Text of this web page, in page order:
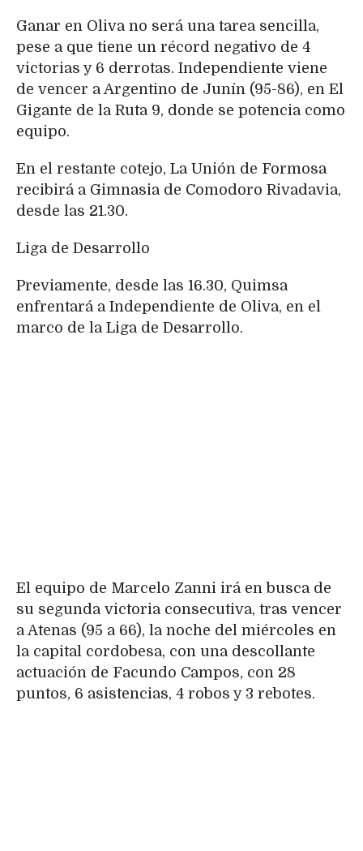
Ganar en Oliva no será una tarea sencilla,
pese a que tiene un récord negativo de 4
victorias y 6 derrotas. Independiente viene
de vencer a Argentino de Junín (95-86), en El
Gigante de la Ruta 9, donde se potencia como
equipo.
En el restante cotejo, La Unión de Formosa
recibirá a Gimnasia de Comodoro Rivadavia,
desde las 21.30.
Liga de Desarrollo
Previamente, desde las 16.30, Quimsa
enfrentará a Independiente de Oliva, en el
marco de la Liga de Desarrollo.
El equipo de Marcelo Zanni irá en busca de
su segunda victoria consecutiva, tras vencer
a Atenas (95 a 66), la noche del miércoles en
la capital cordobesa, con una descollante
actuación de Facundo Campos, con 28
puntos, 6 asistencias, 4 robos y 3 rebotes.